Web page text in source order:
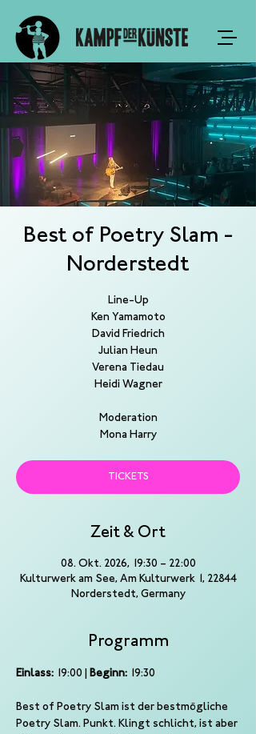
Best of Poetry Slam -
Norderstedt
Line-Up
Ken Yamamoto
David Friedrich
Julian Heun
Verena Tiedau
Heidi Wagner
Moderation
Mona Harry
TICKETS
Zeit & Ort
08. Okt. 2026, 19:30 – 22:00
Kulturwerk am See, Am Kulturwerk 1, 22844
Norderstedt, Germany
Programm
Einlass: 19:00 | Beginn: 19:30
Best of Poetry Slam ist der bestmögliche
Poetry Slam. Punkt. Klingt schlicht, ist aber